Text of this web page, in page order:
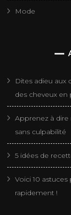
Mode
Dites adieu aux
des cheveux en
Apprenez à
sans culpabilité
5 idées de
Voici 10
rapidement !